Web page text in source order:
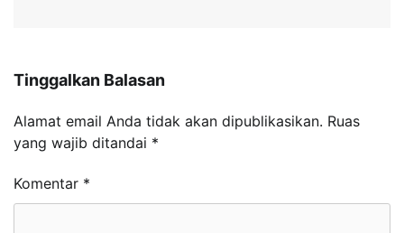
Tinggalkan Balasan
Alamat email Anda tidak akan dipublikasikan. Ruas
yang wajib ditandai *
Komentar *